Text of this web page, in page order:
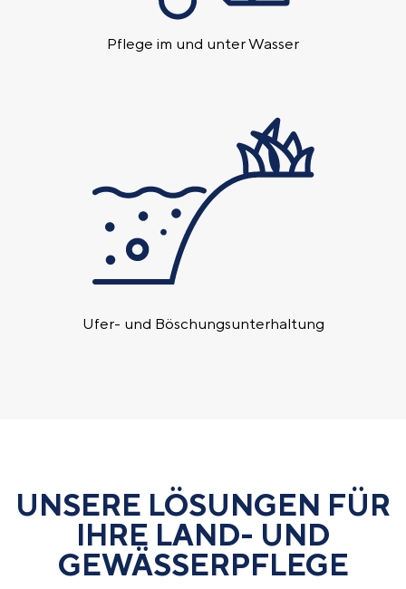
Pflege im und unter Wasser
Ufer- und Böschungs­unterhaltung
UNSERE LÖSUNGEN FÜR
IHRE LAND- UND
GEWÄSSER­PFLEGE